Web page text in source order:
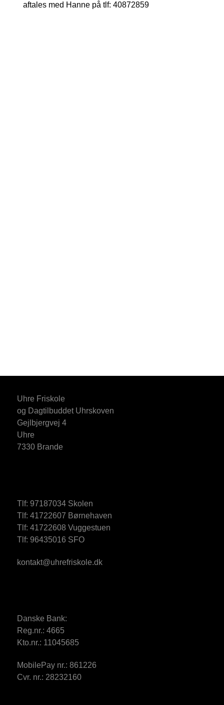
aftales med Hanne på tlf: 40872859
Uhre Friskole
og Dagtilbuddet Uhrskoven
Gejlbjergvej 4
Uhre
7330 Brande
Tlf: 97187034 Skolen
Tlf: 41722607 Børnehaven
Tlf: 41722608 Vuggestuen
Tlf: 96435016 SFO
kontakt@uhrefriskole.dk
Danske Bank:
Reg.nr.: 4665
Kto.nr.: 11045685
MobilePay nr.: 861226
Cvr. nr.: 28232160